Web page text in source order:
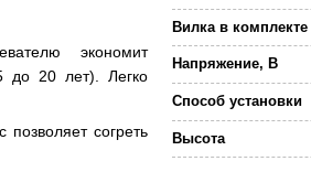
Вилка в комплекте
Напряжение, В
Способ установки
Высота
экономит
до 20 лет). Легко
согреть